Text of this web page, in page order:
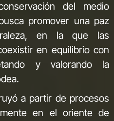
del medio
promover una paz
en la que las
en equilibrio con
y valorando la
a partir de procesos
en el oriente de